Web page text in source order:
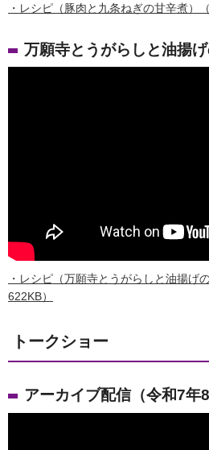
・レシピ（豚肉と九条ねぎの甘辛煮）
万願寺とうがらしと油揚
・レシピ（万願寺とうがらしと油揚げ
622KB）
トークショー
アーカイブ配信（令和7年